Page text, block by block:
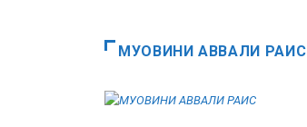
МУОВИНИ АВВАЛИ РАИС